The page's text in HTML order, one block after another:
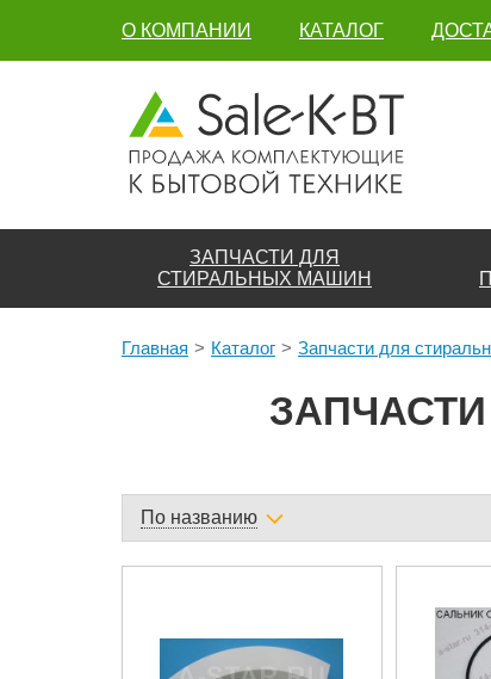
О КОМПАНИИ КАТАЛОГ
ЗАПЧАСТИ ДЛЯ
СТИРАЛЬНЫХ МАШИН
Главная Каталог Запчасти для
По названию